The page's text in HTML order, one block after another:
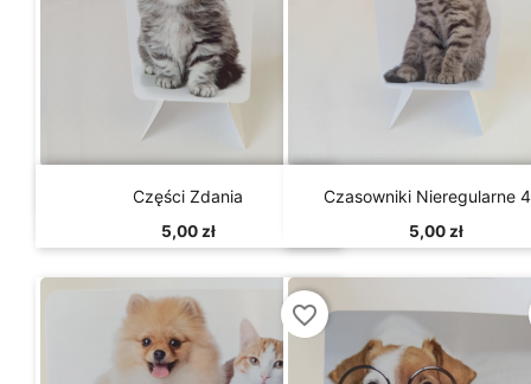
Szybki podgląd
Części Zdania
5,00 zł
Szybki podgląd
Czasowniki Nieregularne
5,00 zł
favorite_border